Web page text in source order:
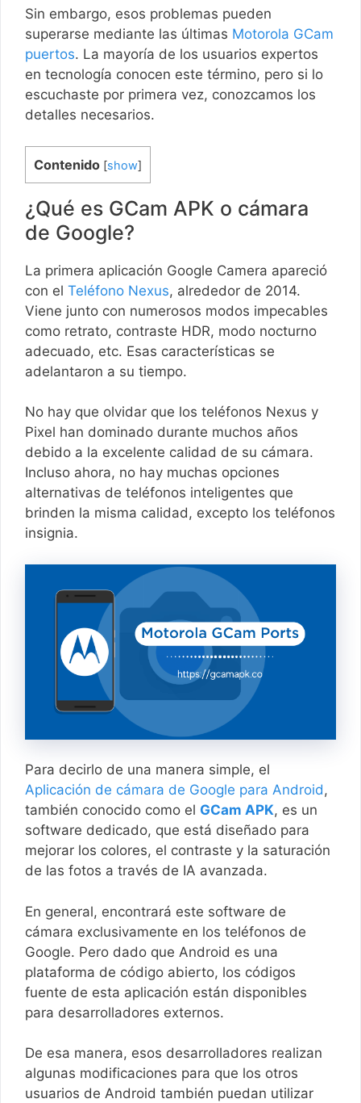
Sin embargo, esos problemas pueden
superarse mediante las últimas Motorola GCam
puertos. La mayoría de los usuarios expertos
en tecnología conocen este término, pero si lo
escuchaste por primera vez, conozcamos los
detalles necesarios.
Contenido [show]
¿Qué es GCam APK o cámara
de Google?
La primera aplicación Google Camera apareció
con el Teléfono Nexus, alrededor de 2014.
Viene junto con numerosos modos impecables
como retrato, contraste HDR, modo nocturno
adecuado, etc. Esas características se
adelantaron a su tiempo.
No hay que olvidar que los teléfonos Nexus y
Pixel han dominado durante muchos años
debido a la excelente calidad de su cámara.
Incluso ahora, no hay muchas opciones
alternativas de teléfonos inteligentes que
brinden la misma calidad, excepto los teléfonos
insignia.
Para decirlo de una manera simple, el
Aplicación de cámara de Google para Android,
también conocido como el GCam APK, es un
software dedicado, que está diseñado para
mejorar los colores, el contraste y la saturación
de las fotos a través de IA avanzada.
En general, encontrará este software de
cámara exclusivamente en los teléfonos de
Google. Pero dado que Android es una
plataforma de código abierto, los códigos
fuente de esta aplicación están disponibles
para desarrolladores externos.
De esa manera, esos desarrolladores realizan
algunas modificaciones para que los otros
usuarios de Android también puedan utilizar